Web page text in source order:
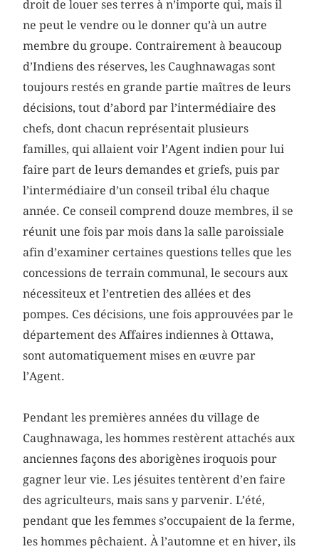
droit de louer ses terres à n’importe qui, mais il
ne peut le vendre ou le donner qu’à un autre
membre du groupe. Contrairement à beaucoup
d’Indiens des réserves, les Caughnawagas sont
toujours restés en grande partie maîtres de leurs
décisions, tout d’abord par l’intermédiaire des
chefs, dont chacun représentait plusieurs
familles, qui allaient voir l’Agent indien pour lui
faire part de leurs demandes et griefs, puis par
l’intermédiaire d’un conseil tribal élu chaque
année. Ce conseil comprend douze membres, il se
réunit une fois par mois dans la salle paroissiale
afin d’examiner certaines questions telles que les
concessions de terrain communal, le secours aux
nécessiteux et l’entretien des allées et des
pompes. Ces décisions, une fois approuvées par le
département des Affaires indiennes à Ottawa,
sont automatiquement mises en œuvre par
l’Agent.
Pendant les premières années du village de
Caughnawaga, les hommes restèrent attachés aux
anciennes façons des aborigènes iroquois pour
gagner leur vie. Les jésuites tentèrent d’en faire
des agriculteurs, mais sans y parvenir. L’été,
pendant que les femmes s’occupaient de la ferme,
les hommes pêchaient. À l’automne et en hiver, ils